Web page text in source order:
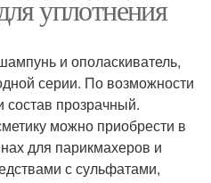
уплотнения
и ополаскиватель,
серии. По возможности
состав прозрачный.
можно приобрести в
для парикмахеров и
с сульфатами,